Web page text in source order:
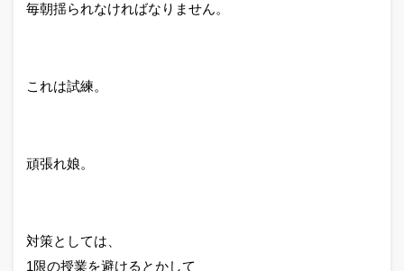
毎朝揺られなければなりません。
これは試練。
頑張れ娘。
対策としては、
1限の授業を避けるとかして